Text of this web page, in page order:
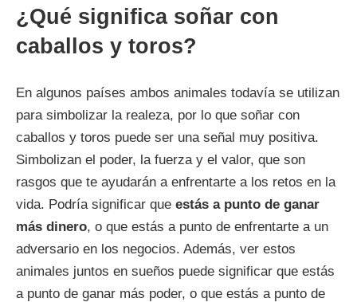
¿Qué significa soñar con
caballos y toros?
En algunos países ambos animales todavía se utilizan
para simbolizar la realeza, por lo que soñar con
caballos y toros puede ser una señal muy positiva.
Simbolizan el poder, la fuerza y el valor, que son
rasgos que te ayudarán a enfrentarte a los retos en la
vida. Podría significar que estás a punto de ganar
más dinero, o que estás a punto de enfrentarte a un
adversario en los negocios. Además, ver estos
animales juntos en sueños puede significar que estás
a punto de ganar más poder, o que estás a punto de